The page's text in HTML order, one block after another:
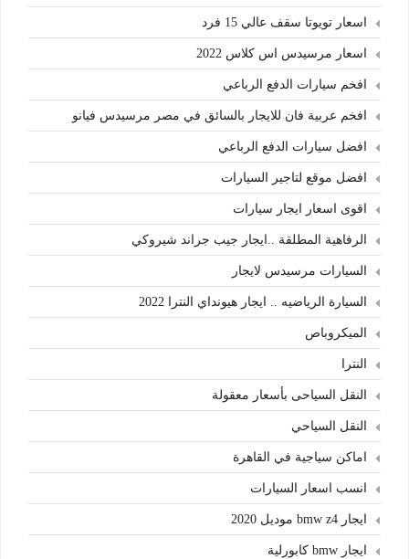
اسعار تويوتا سقف عالي 15 فرد
اسعار مرسيدس اس كلاس 2022
افخم سيارات الدفع الرباعي
افخم عربية فان للايجار بالسائق في مصر مرسيدس فيانو
افضل سيارات الدفع الرباعي
افضل موقع لتاجير السيارات
اقوى اسعار ايجار سيارات
الرفاهية المطلقة ..ايجار جيب جراند شيروكي
السيارات مرسيدس لايجار
السيارة الرياضيه .. ايجار هيونداي النترا 2022
الميكروباص
النترا
النقل السياحى بأسعار معقولة
النقل السياحي
اماكن سياجية في القاهرة
انسب اسعار السيارات
ايجار bmw z4 موديل 2020
ايجار bmw كابورلية